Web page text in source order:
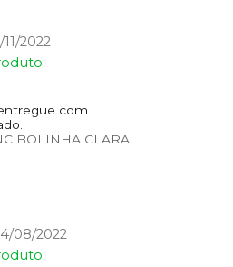
11/2022
com
BOLINHA CLARA
08/2022